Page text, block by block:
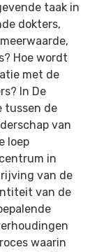
taak in
dokters,
Hoe wordt
met de
In De
tussen de
van
loep
in
van de
van de
waarin